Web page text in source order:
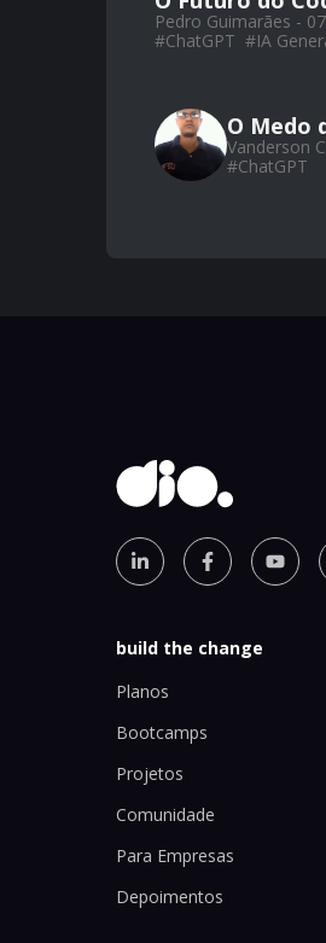
Pedro Guimarães -
#ChatGPT #IA
O Medo
Vanderson
#ChatGPT
build the change
Planos
Bootcamps
Projetos
Comunidade
Para Empresas
Depoimentos